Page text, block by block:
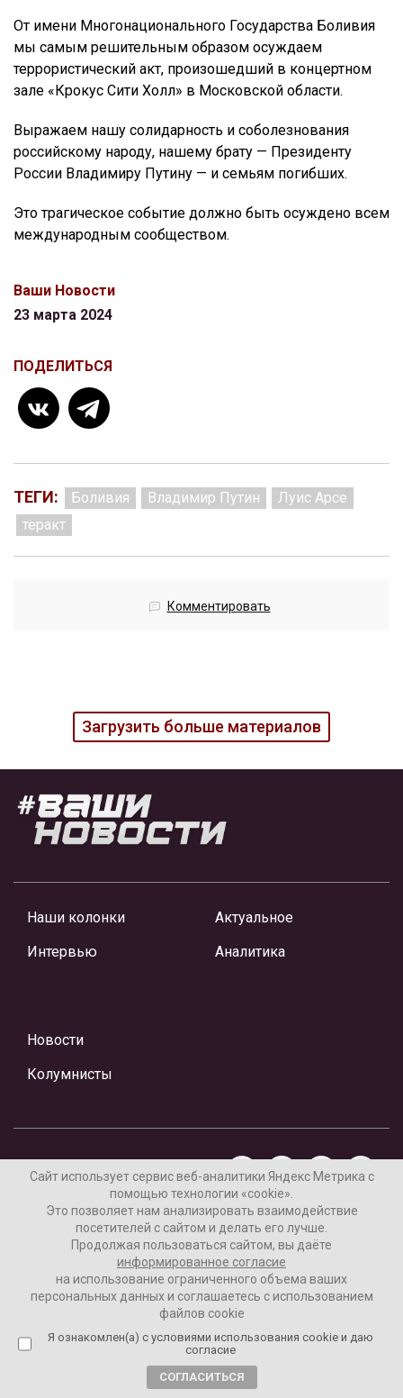
От имени Многонационального Государства Боливия
мы самым решительным образом осуждаем
террористический акт, произошедший в концертном
зале «Крокус Сити Холл» в Московской области.
Выражаем нашу солидарность и соболезнования
российскому народу, нашему брату — Президенту
России Владимиру Путину — и семьям погибших.
Это трагическое событие должно быть осуждено всем
международным сообществом.
Ваши Новости
23 марта 2024
ПОДЕЛИТЬСЯ
ТЕГИ: Боливия Владимир Путин
Луис Арсе
теракт
Комментировать
Загрузить больше материалов
Наши колонки
Интервью
Актуальное
Аналитика
Новости
Колумнисты
Материалы предоставлены редакцией Интернет-газеты
«Ваши новости»
Нашли ошибку? Выделите ее и нажмите Ctrl+Enter
Согласие пользователя на обработку данных
16+
Сайт использует сервис веб-аналитики Яндекс Метрика с
помощью технологии «cookie».
Это позволяет нам анализировать взаимодействие
посетителей с сайтом и делать его лучше.
Продолжая пользоваться сайтом, вы даёте
информированное согласие
на использование ограниченного объема ваших
персональных данных и соглашаетесь с использованием
файлов cookie
Я ознакомлен(а) с условиями использования cookie и даю
согласие
СОГЛАСИТЬСЯ